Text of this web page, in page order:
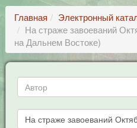
Главная
Электронный
На страже завоеваний
на Дальнем Востоке)